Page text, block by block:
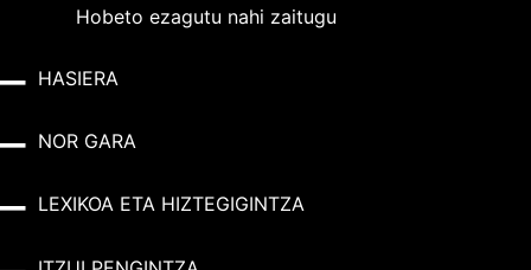
Hobeto ezagutu nahi zaitugu
HASIERA
NOR GARA
LEXIKOA ETA HIZTEGIGINTZA